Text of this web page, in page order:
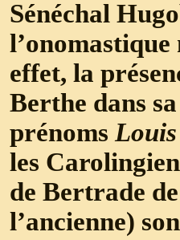
Sénéchal
l’onomastique
effet, la
Berthe dans
prénoms Louis
les
de Bertrade
l’ancienne)